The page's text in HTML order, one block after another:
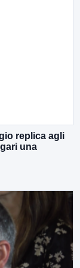
replica agli
una